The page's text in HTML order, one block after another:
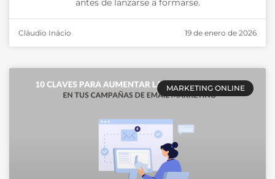
antes de lanzarse a formarse.
Cláudio Inácio 19 de enero de 2026
MARKETING ONLINE